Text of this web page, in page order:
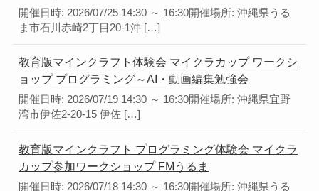
開催日時: 2026/07/25 14:30 ～ 16:30開催場所: 沖縄県うる
ま市石川赤崎2丁目20-1沖 […]
教育版マインクラフト体験会 マイクラカップ ワークシ
ョップ プログラミング～AI・動画編集勉強会
開催日時: 2026/07/19 14:30 ～ 16:30開催場所: 沖縄県宜野
湾市伊佐2-20-15 伊佐 […]
教育版マインクラフト プログラミング体験会 マイクラ
カップ参加ワークショップ FMうるま
開催日時: 2026/07/18 14:30 ～ 16:30開催場所: 沖縄県うる